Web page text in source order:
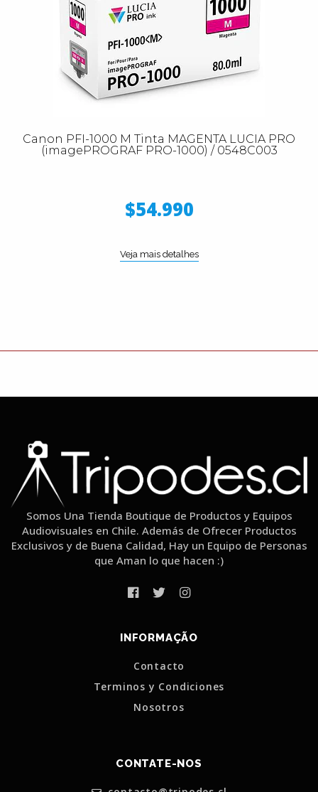
Canon PFI-1000 M Tinta MAGENTA LUCIA PRO
(imagePROGRAF PRO-1000) / 0548C003
$54.990
Veja mais detalhes
Somos Una Tienda Boutique de Productos y Equipos
Audiovisuales en Chile. Además de Ofrecer Productos
Exclusivos y de Buena Calidad, Hay un Equipo de Personas
que Aman lo que hacen :)
INFORMAÇÃO
Contacto
Terminos y Condiciones
Nosotros
CONTATE-NOS